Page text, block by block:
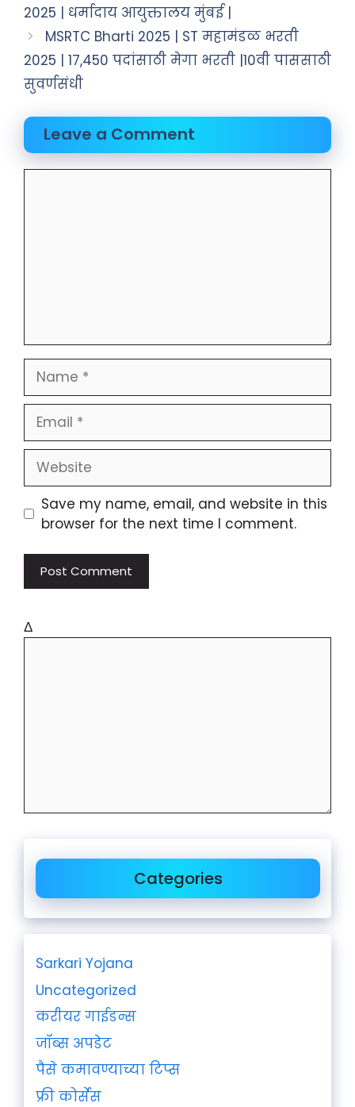
2025 | धर्मादाय आयुक्तालय मुंबई |
MSRTC Bharti 2025 | ST महामंडळ भरती
2025 | 17,450 पदांसाठी मेगा भरती |10वी पाससाठी
सुवर्णसंधी
Leave a Comment
Save my name, email, and website in this
browser for the next time I comment.
Δ
Categories
Sarkari Yojana
Uncategorized
करीयर गाईडन्स
जॉब्स अपडेट
पैसे कमावण्याच्या टिप्स
फ्री कोर्सेस